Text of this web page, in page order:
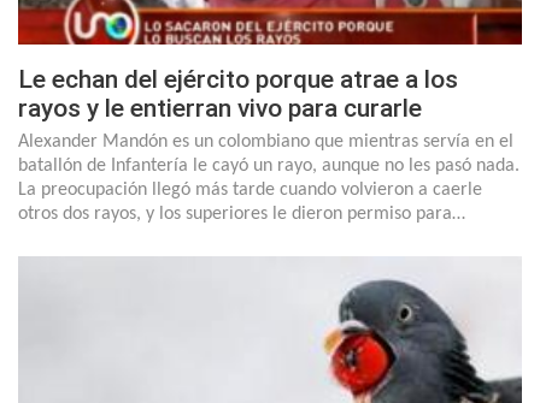
Le echan del ejército porque atrae a los
rayos y le entierran vivo para curarle
Alexander Mandón es un colombiano que mientras servía en el
batallón de Infantería le cayó un rayo, aunque no les pasó nada.
La preocupación llegó más tarde cuando volvieron a caerle
otros dos rayos, y los superiores le dieron permiso para…